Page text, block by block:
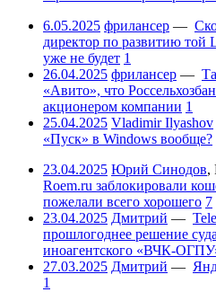
6.05.2025 фрилансер —
директор по развитию той
уже не будет 1
26.04.2025 фрилансер —
«Авито», что
акционером компании 1
25.04.2025 Vladimir Ilyashov
«Пуск» в Windows вообще?
23.04.2025 Юрий Синодов,
Roem.ru заблокировали
пожелали всего хорошего 7
23.04.2025 Дмитрий —
прошлогоднее решение
иноагентского «ВЧК-
27.03.2025 Дмитрий —
1